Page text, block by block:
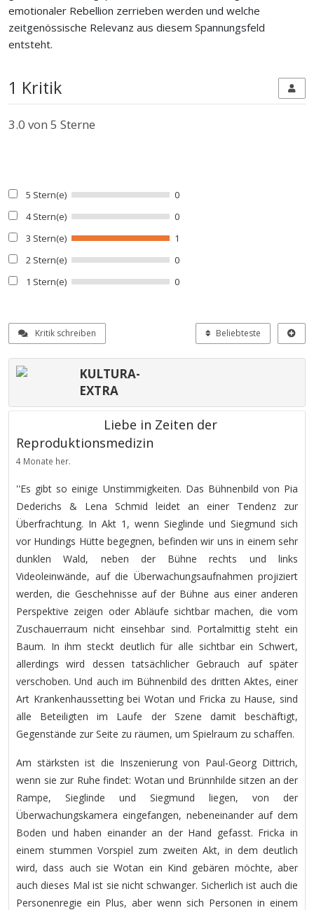
emotionaler Rebellion zerrieben werden und welche
zeitgenössische Relevanz aus diesem Spannungsfeld
entsteht.
1 Kritik
3.0 von 5 Sterne
5 Stern(e)
0
4 Stern(e)
0
3 Stern(e)
1
2 Stern(e)
0
1 Stern(e)
0
Kritik schreiben Beliebteste
KULTURA-
EXTRA
Liebe in Zeiten der
Reproduktionsmedizin
4 Monate her.
''Es gibt so einige Unstimmigkeiten. Das Bühnenbild von Pia
Dederichs & Lena Schmid leidet an einer Tendenz zur
Überfrachtung. In Akt 1, wenn Sieglinde und Siegmund sich
vor Hundings Hütte begegnen, befinden wir uns in einem sehr
dunklen Wald, neben der Bühne rechts und links
Videoleinwände, auf die Überwachungsaufnahmen projiziert
werden, die Geschehnisse auf der Bühne aus einer anderen
Perspektive zeigen oder Abläufe sichtbar machen, die vom
Zuschauerraum nicht einsehbar sind. Portalmittig steht ein
Baum. In ihm steckt deutlich für alle sichtbar ein Schwert,
allerdings wird dessen tatsächlicher Gebrauch auf später
verschoben. Und auch im Bühnenbild des dritten Aktes, einer
Art Krankenhaussetting bei Wotan und Fricka zu Hause, sind
alle Beteiligten im Laufe der Szene damit beschäftigt,
Gegenstände zur Seite zu räumen, um Spielraum zu schaffen.
Am stärksten ist die Inszenierung von Paul-Georg Dittrich,
wenn sie zur Ruhe findet: Wotan und Brünnhilde sitzen an der
Rampe, Sieglinde und Siegmund liegen, von der
Überwachungskamera eingefangen, nebeneinander auf dem
Boden und haben einander an der Hand gefasst. Fricka in
einem stummen Vorspiel zum zweiten Akt, in dem deutlich
wird, dass auch sie Wotan ein Kind gebären möchte, aber
auch dieses Mal ist sie nicht schwanger. Sicherlich ist auch die
Personenregie ein Plus, aber wenn sich Personen in einem